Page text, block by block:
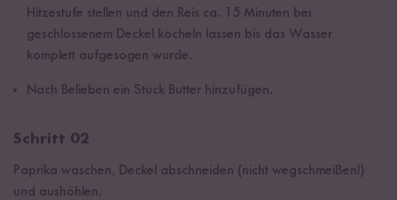
Hitzestufe stellen und den Reis ca. 15 Minuten bei
geschlossenem Deckel köcheln lassen bis das Wasser
komplett aufgesogen wurde.
Nach Belieben ein Stück Butter hinzufügen.
Schritt 02
Paprika waschen, Deckel abschneiden (nicht wegschmeißen!)
und aushöhlen.